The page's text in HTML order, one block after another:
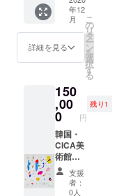
好きな
曲、
歌、自
然音を
テーマ
に制作
ま
す。
一点だ
け制作
させて
いただ
きま
す。 ※
備考欄
にご要
年12
月
詳細を見る
こ
の
リ
タ
ー
ン
を
選
択
す
る
150
,00
0 円
残り1
韓国・
CICA美
術館
入選作
品
Ensem
支援
者：
0人